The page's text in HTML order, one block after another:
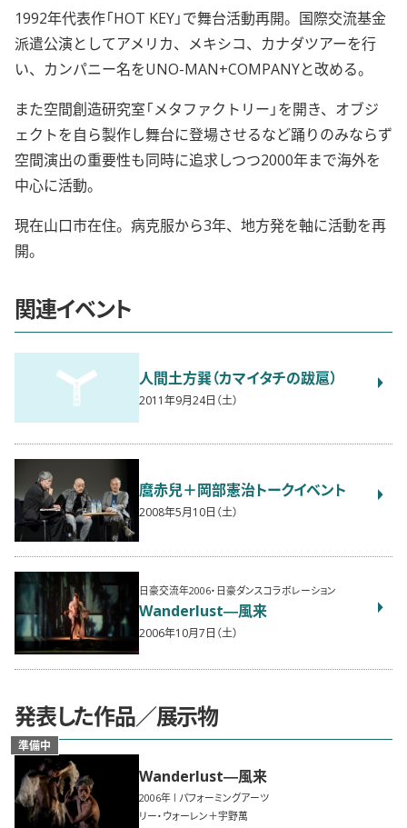
1992年代表作「HOT KEY」で舞台活動再開。国際交流基金
派遣公演としてアメリカ、メキシコ、カナダツアーを行
い、カンパニー名をUNO-MAN+COMPANYと改める。
また空間創造研究室「メタファクトリー」を開き、オブジ
ェクトを自ら製作し舞台に登場させるなど踊りのみならず
空間演出の重要性も同時に追求しつつ2000年まで海外を
中心に活動。
現在山口市在住。病克服から3年、地方発を軸に活動を再
開。
関連イベント
人間土方巽（カマイタチの跋扈）
2011年9月24日（土）
麿赤兒＋岡部憲治トークイベント
2008年5月10日（土）
日豪交流年2006・日豪ダンスコラボレーション
Wanderlust―風来
2006年10月7日（土）
発表した作品／展示物
Wanderlust―風来
2006
パフォーミングアーツ
リー・ウォーレン＋宇野萬
準備中